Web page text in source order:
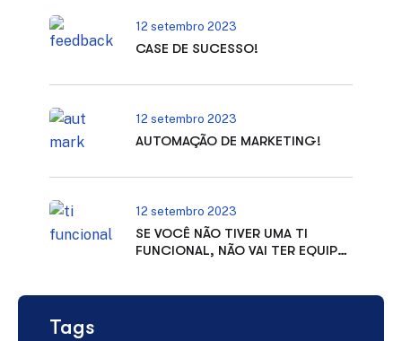
12 setembro 2023
CASE DE SUCESSO!
12 setembro 2023
AUTOMAÇÃO DE MARKETING!
12 setembro 2023
SE VOCÊ NÃO TIVER UMA TI
FUNCIONAL, NÃO VAI TER EQUIPE
Tags